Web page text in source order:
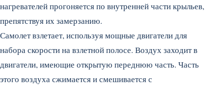
нагревателей прогоняется по внутренней части крыльев,
препятствуя их замерзанию.
Самолет взлетает, используя мощные двигатели для
набора скорости на взлетной полосе. Воздух заходит в
двигатели, имеющие открытую переднюю часть. Часть
этого воздуха сжимается и смешивается с